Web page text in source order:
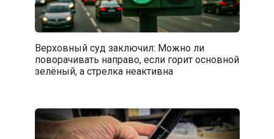
Верховный суд заключил: Можно ли
поворачивать направо, если горит основной
зелёный, а стрелка неактивна